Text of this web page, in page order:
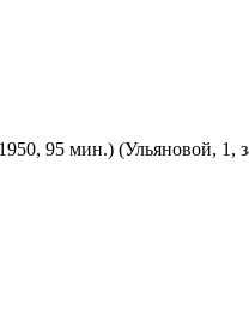
95 мин.) (Ульяновой, 1,